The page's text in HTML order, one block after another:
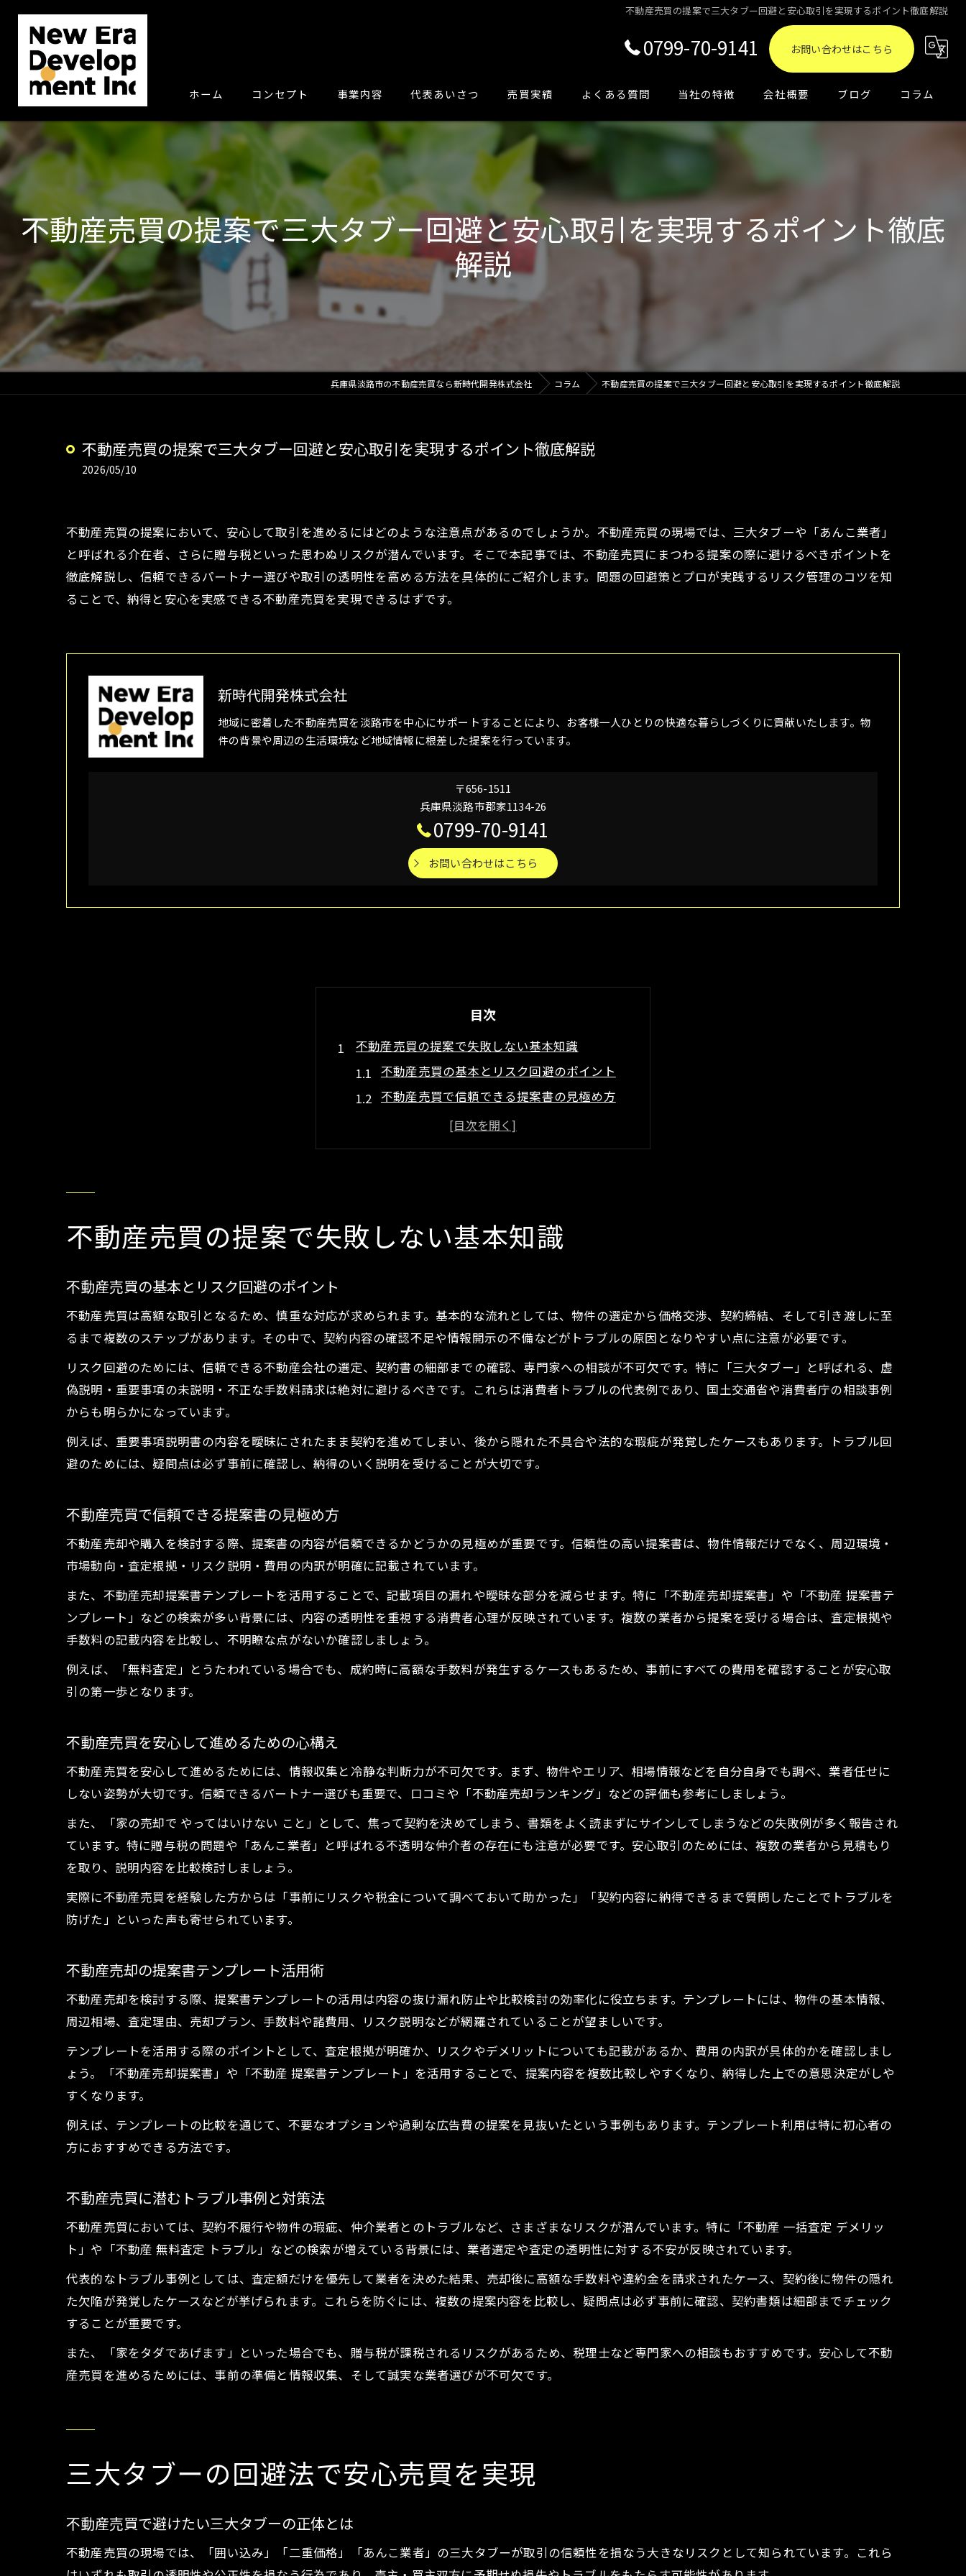
不動産売買の提案で三大タブー回避と安心取引を実現するポイント徹底解説
0799-70-9141 お問い合わせはこちら
ホーム コンセプト 事業内容 代表あいさつ 売買実績 よくある質問 当社の特徴
買取
資産運用
会社概要 ブログ コラム
不動産売買の提案で三大タブー回避と安心取引を実現するポイント徹底
解説
兵庫県淡路市の不動産売買なら新時代開発株式会社 コラム 不動産売買の提案で三大タブー回避と安心取引を実現するポイント徹底解説
不動産売買の提案で三大タブー回避と安心取引を実現するポイント徹底解説
2026/05/10
不動産売買の提案において、安心して取引を進めるにはどのような注意点があるのでしょうか。不動産売買の現場では、三大タブーや「あんこ業者」
と呼ばれる介在者、さらに贈与税といった思わぬリスクが潜んでいます。そこで本記事では、不動産売買にまつわる提案の際に避けるべきポイントを
徹底解説し、信頼できるパートナー選びや取引の透明性を高める方法を具体的にご紹介します。問題の回避策とプロが実践するリスク管理のコツを知
ることで、納得と安心を実感できる不動産売買を実現できるはずです。
新時代開発株式会社
地域に密着した不動産売買を淡路市を中心にサポートすることにより、お客様一人ひとりの快適な暮らしづくりに貢献いたします。物
件の背景や周辺の生活環境など地域情報に根差した提案を行っています。
〒656-1511
兵庫県淡路市郡家1134-26
0799-70-9141
お問い合わせはこちら
目次
不動産売買の提案で失敗しない基本知識
不動産売買の基本とリスク回避のポイント
不動産売買で信頼できる提案書の見極め方
不動産売買を安心して進めるための心構え
不動産売却の提案書テンプレート活用術
不動産売買で避けたい三大タブーの正体とは
三大タブー回避が不動産売買成功の鍵
三大タブー回避に役立つ不動産売却提案書
あんこ業者を見抜くための賢い取引術
不動産売買であんこ業者を見抜くポイント
不動産売買の安全な仲介業者選びのコツ
不動産売買で情報横流しを防ぐ方法
一括査定のデメリットと賢い利用法
家を無償譲渡した際の贈与税リスク回避法
不動産売買で課税対象を見極めるポイント
贈与税対策に役立つ不動産売買の注意点
専門家に相談したい不動産売買と税金問題
提案書の工夫で透明性ある不動産売買へ
不動産売買の透明性を高める提案書の作成法
不動産売買を成功に導く透明性確保の方法
やってはいけない行動から学ぶ信頼構築
不動産売買で信頼を失うNG行動を知る
不動産売買でやってはいけないポイント整理
不動産売買でトラブルを招く行動とは何か
不動産売買の提案で失敗しない基本知識
不動産売買の基本とリスク回避のポイント
不動産売買は高額な取引となるため、慎重な対応が求められます。基本的な流れとしては、物件の選定から価格交渉、契約締結、そして引き渡しに至
るまで複数のステップがあります。その中で、契約内容の確認不足や情報開示の不備などがトラブルの原因となりやすい点に注意が必要です。
リスク回避のためには、信頼できる不動産会社の選定、契約書の細部までの確認、専門家への相談が不可欠です。特に「三大タブー」と呼ばれる、虚
偽説明・重要事項の未説明・不正な手数料請求は絶対に避けるべきです。これらは消費者トラブルの代表例であり、国土交通省や消費者庁の相談事例
からも明らかになっています。
例えば、重要事項説明書の内容を曖昧にされたまま契約を進めてしまい、後から隠れた不具合や法的な瑕疵が発覚したケースもあります。トラブル回
避のためには、疑問点は必ず事前に確認し、納得のいく説明を受けることが大切です。
不動産売買で信頼できる提案書の見極め方
不動産売却や購入を検討する際、提案書の内容が信頼できるかどうかの見極めが重要です。信頼性の高い提案書は、物件情報だけでなく、周辺環境・
市場動向・査定根拠・リスク説明・費用の内訳が明確に記載されています。
また、不動産売却提案書テンプレートを活用することで、記載項目の漏れや曖昧な部分を減らせます。特に「不動産売却提案書」や「不動産 提案書テ
ンプレート」などの検索が多い背景には、内容の透明性を重視する消費者心理が反映されています。複数の業者から提案を受ける場合は、査定根拠や
手数料の記載内容を比較し、不明瞭な点がないか確認しましょう。
例えば、「無料査定」とうたわれている場合でも、成約時に高額な手数料が発生するケースもあるため、事前にすべての費用を確認することが安心取
引の第一歩となります。
不動産売買を安心して進めるための心構え
不動産売買を安心して進めるためには、情報収集と冷静な判断力が不可欠です。まず、物件やエリア、相場情報などを自分自身でも調べ、業者任せに
しない姿勢が大切です。信頼できるパートナー選びも重要で、口コミや「不動産売却ランキング」などの評価も参考にしましょう。
また、「家の売却で やってはいけない こと」として、焦って契約を決めてしまう、書類をよく読まずにサインしてしまうなどの失敗例が多く報告され
ています。特に贈与税の問題や「あんこ業者」と呼ばれる不透明な仲介者の存在にも注意が必要です。安心取引のためには、複数の業者から見積もり
を取り、説明内容を比較検討しましょう。
実際に不動産売買を経験した方からは「事前にリスクや税金について調べておいて助かった」「契約内容に納得できるまで質問したことでトラブルを
防げた」といった声も寄せられています。
不動産売却の提案書テンプレート活用術
不動産売却を検討する際、提案書テンプレートの活用は内容の抜け漏れ防止や比較検討の効率化に役立ちます。テンプレートには、物件の基本情報、
周辺相場、査定理由、売却プラン、手数料や諸費用、リスク説明などが網羅されていることが望ましいです。
テンプレートを活用する際のポイントとして、査定根拠が明確か、リスクやデメリットについても記載があるか、費用の内訳が具体的かを確認しまし
ょう。「不動産売却提案書」や「不動産 提案書テンプレート」を活用することで、提案内容を複数比較しやすくなり、納得した上での意思決定がしや
すくなります。
例えば、テンプレートの比較を通じて、不要なオプションや過剰な広告費の提案を見抜いたという事例もあります。テンプレート利用は特に初心者の
方におすすめできる方法です。
不動産売買に潜むトラブル事例と対策法
不動産売買においては、契約不履行や物件の瑕疵、仲介業者とのトラブルなど、さまざまなリスクが潜んでいます。特に「不動産 一括査定 デメリッ
ト」や「不動産 無料査定 トラブル」などの検索が増えている背景には、業者選定や査定の透明性に対する不安が反映されています。
代表的なトラブル事例としては、査定額だけを優先して業者を決めた結果、売却後に高額な手数料や違約金を請求されたケース、契約後に物件の隠れ
た欠陥が発覚したケースなどが挙げられます。これらを防ぐには、複数の提案内容を比較し、疑問点は必ず事前に確認、契約書類は細部までチェック
することが重要です。
また、「家をタダであげます」といった場合でも、贈与税が課税されるリスクがあるため、税理士など専門家への相談もおすすめです。安心して不動
産売買を進めるためには、事前の準備と情報収集、そして誠実な業者選びが不可欠です。
三大タブーの回避法で安心売買を実現
不動産売買で避けたい三大タブーの正体とは
不動産売買の現場では、「囲い込み」「二重価格」「あんこ業者」の三大タブーが取引の信頼性を損なう大きなリスクとして知られています。これら